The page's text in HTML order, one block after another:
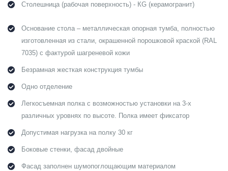
Столешница (рабочая поверхность) - КG (керамогранит)
Основание стола – металлическая опорная тумба, полностью
изготовленная из стали, окрашенной порошковой краской (RAL
7035) с фактурой шагреневой кожи
Безрамная жесткая конструкция тумбы
Одно отделение
Легкосъемная полка с возможностью установки на 3-х
различных уровнях по высоте. Полка имеет фиксатор
Допустимая нагрузка на полку 30 кг
Боковые стенки, фасад двойные
Фасад заполнен шумопоглощающим материалом